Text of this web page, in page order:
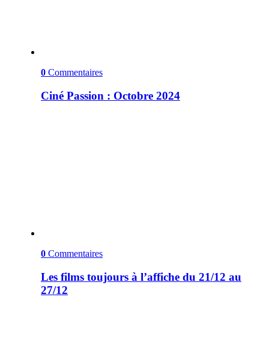
0 Commentaires
Ciné Passion : Octobre 2024
0 Commentaires
Les films toujours à l’affiche du 21/12 au
27/12